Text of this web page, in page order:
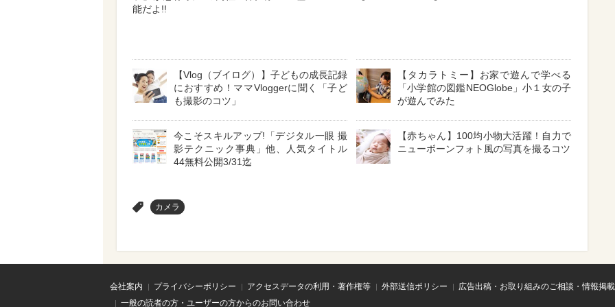
能だよ!!
【Vlog（ブイログ）】子どもの成長記録
におすすめ！ママVloggerに聞く「子ど
も撮影のコツ」
【タカラトミー】お家で遊んで学べる
「小学館の図鑑NEOGlobe」小１女の子
が遊んでみた
今こそスキルアップ!「デジタル一眼 撮
影テクニック事典」他、人気タイトル
44無料公開3/31迄
【赤ちゃん】100均小物大活躍！自力で
ニューボーンフォト風の写真を撮るコツ
カメラ
会社案内 プライバシーポリシー アクセスデータの利用・著作権等 外部送信ポリシー
広告出稿・お取り組みのご相談・情報掲
一般の読者の方・ユーザーの方からのお問い合わせ